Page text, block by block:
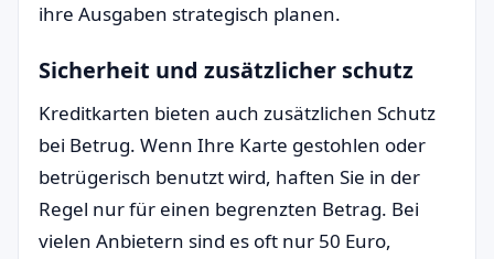
ihre Ausgaben strategisch planen.
Sicherheit und zusätzlicher schutz
Kreditkarten bieten auch zusätzlichen Schutz
bei Betrug. Wenn Ihre Karte gestohlen oder
betrügerisch benutzt wird, haften Sie in der
Regel nur für einen begrenzten Betrag. Bei
vielen Anbietern sind es oft nur 50 Euro,